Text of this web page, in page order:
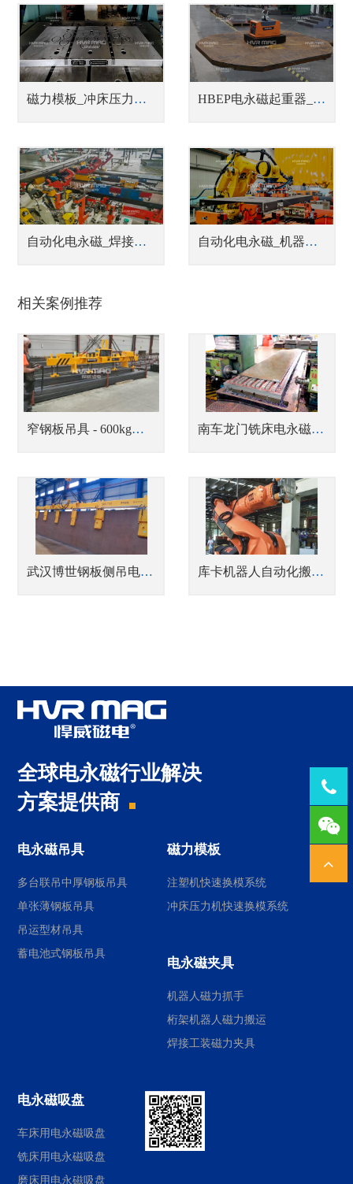
磁力模板_冲床压力机快速换模系统 HBEP电永磁起重器_蓄电池式钢板吊具
自动化电永磁_焊接工装磁力夹具 自动化电永磁_机器人磁力抓手
相关案例推荐
窄钢板吊具 - 600kg充电式薄板磁力吊 南车龙门铣床电永磁吸盘
武汉博世钢板侧吊电永磁起重器 库卡机器人自动化搬运生产线
全球电永磁行业解决
方案提供商
电永磁吊具
多台联吊中厚钢板吊具
单张薄钢板吊具
吊运型材吊具
蓄电池式钢板吊具
磁力模板
注塑机快速换模系统
冲床压力机快速换模系统
电永磁夹具
机器人磁力抓手
桁架机器人磁力搬运
焊接工装磁力夹具
电永磁吸盘
车床用电永磁吸盘
铣床用电永磁吸盘
磨床用电永磁吸盘
Tel：